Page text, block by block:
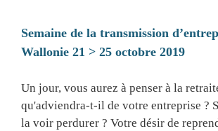
Semaine de la transmission
Wallonie 21 > 25 octobre 2019
Un jour, vous aurez à penser à la
qu'adviendra-t-il de votre entreprise ?
la voir perdurer ? Votre désir de